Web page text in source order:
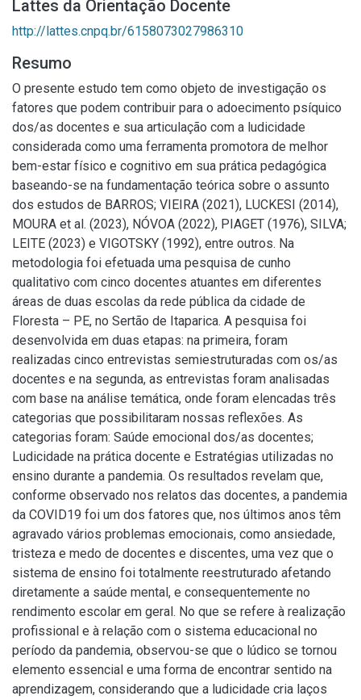
Lattes da Orientação Docente
http://lattes.cnpq.br/6158073027986310
Resumo
O presente estudo tem como objeto de investigação os
fatores que podem contribuir para o adoecimento psíquico
dos/as docentes e sua articulação com a ludicidade
considerada como uma ferramenta promotora de melhor
bem-estar físico e cognitivo em sua prática pedagógica
baseando-se na fundamentação teórica sobre o assunto
dos estudos de BARROS; VIEIRA (2021), LUCKESI (2014),
MOURA et al. (2023), NÓVOA (2022), PIAGET (1976), SILVA;
LEITE (2023) e VIGOTSKY (1992), entre outros. Na
metodologia foi efetuada uma pesquisa de cunho
qualitativo com cinco docentes atuantes em diferentes
áreas de duas escolas da rede pública da cidade de
Floresta – PE, no Sertão de Itaparica. A pesquisa foi
desenvolvida em duas etapas: na primeira, foram
realizadas cinco entrevistas semiestruturadas com os/as
docentes e na segunda, as entrevistas foram analisadas
com base na análise temática, onde foram elencadas três
categorias que possibilitaram nossas reflexões. As
categorias foram: Saúde emocional dos/as docentes;
Ludicidade na prática docente e Estratégias utilizadas no
ensino durante a pandemia. Os resultados revelam que,
conforme observado nos relatos das docentes, a pandemia
da COVID19 foi um dos fatores que, nos últimos anos têm
agravado vários problemas emocionais, como ansiedade,
tristeza e medo de docentes e discentes, uma vez que o
sistema de ensino foi totalmente reestruturado afetando
diretamente a saúde mental, e consequentemente no
rendimento escolar em geral. No que se refere à realização
profissional e à relação com o sistema educacional no
período da pandemia, observou-se que o lúdico se tornou
elemento essencial e uma forma de encontrar sentido na
aprendizagem, considerando que a ludicidade cria laços